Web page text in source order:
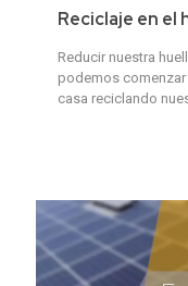
Reciclaje en el
Reducir nuestra
podemos
casa reciclando